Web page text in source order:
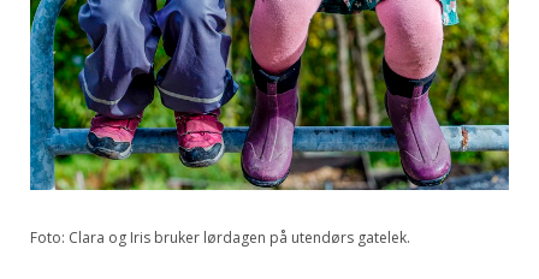
Foto: Clara og Iris bruker lørdagen på utendørs gatelek.